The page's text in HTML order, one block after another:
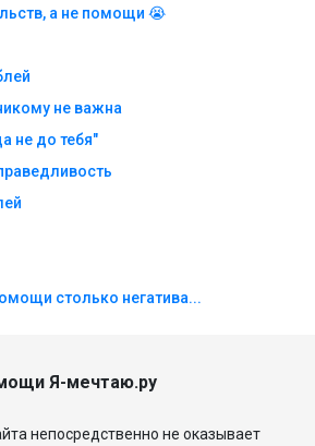
а не помощи 😭
не важна
не до тебя"
столько негатива...
Я-мечтаю.ру
непосредственно не оказывает